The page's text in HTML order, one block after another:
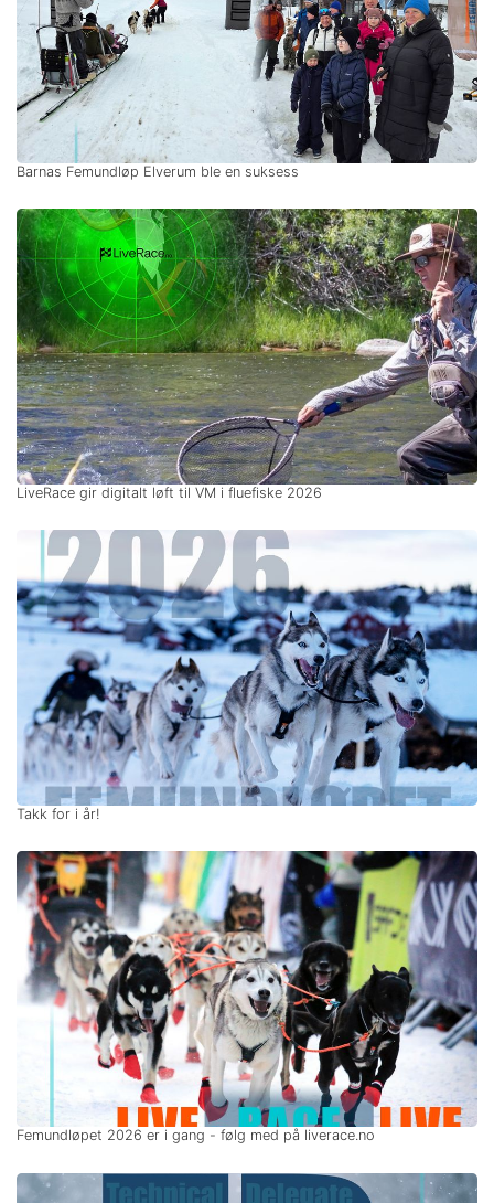
Barnas Femundløp Elverum ble en suksess
LiveRace gir digitalt løft til VM i fluefiske 2026
Takk for i år!
Femundløpet 2026 er i gang - følg med på liverace.no